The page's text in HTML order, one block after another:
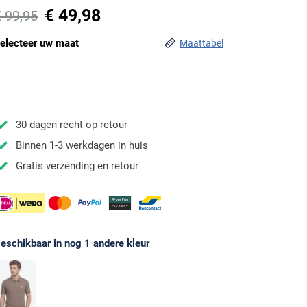
99,95 € 49,98
uw maat Maattabel
30 dagen recht op retour
Binnen 1-3 werkdagen in huis
Gratis verzending en retour
in nog 1 andere kleur